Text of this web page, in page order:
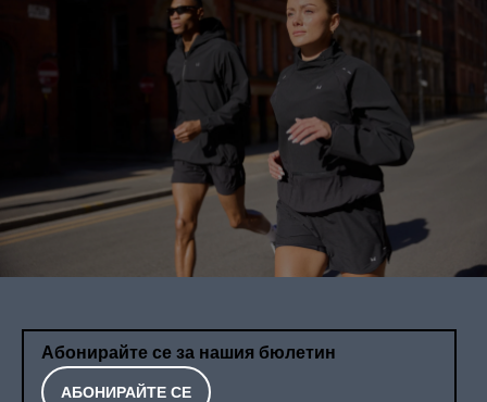
Абонирайте се за нашия бюлетин
АБОНИРАЙТЕ СЕ